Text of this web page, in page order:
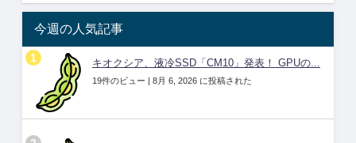
今週の人気記事
キオクシア、液冷SSD「CM10」発表！ GPUの...
19件のビュー | 8月 6, 2026 に投稿された